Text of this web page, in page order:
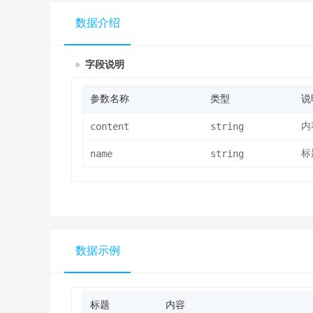
数据介绍
字段说明
参数名称 类型 说
content string 内
name string 标
数据示例
标题 内容